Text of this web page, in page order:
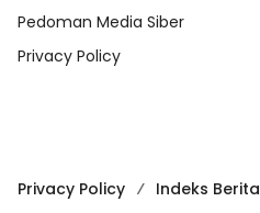
Pedoman Media Siber
Privacy Policy
Privacy Policy Indeks Berita